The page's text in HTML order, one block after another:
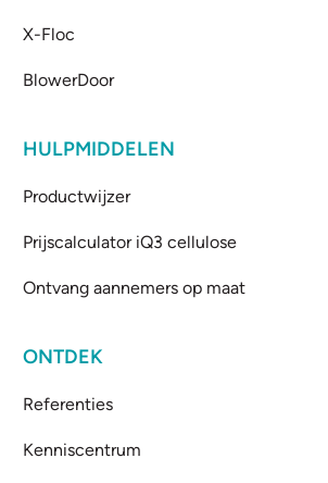
X-Floc
BlowerDoor
HULPMIDDELEN
Productwijzer
Prijscalculator iQ3 cellulose
Ontvang aannemers op maat
ONTDEK
Referenties
Kenniscentrum